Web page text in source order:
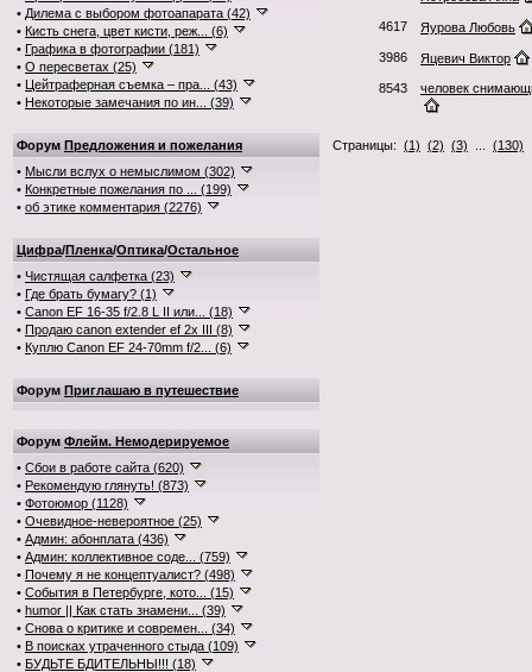
• Дилема с выбором фотоапарата (42)
• Кисть снега, цвет кисти, реж... (6)
• Графика в фотографии (181)
• О пересветах (25)
• Цейтраферная съемка – пра... (43)
• Некоторые замечания по ин... (39)
Форум Предложения и пожелания
• Мысли вслух о немыслимом (302)
• Конкретные пожелания по ... (199)
• об этике комментария (2276)
Цифра/Пленка/Оптика/Остальное
• Чистящая салфетка (23)
• Где брать бумагу? (1)
• Canon EF 16-35 f/2.8 L II или... (18)
• Продаю canon extender ef 2x III (8)
• Куплю Canon EF 24-70mm f/2... (6)
Форум Приглашаю в путешествие
Форум Флейм. Немодерируемое
• Сбои в работе сайта (620)
• Рекомендую глянуть! (873)
• Фотоюмор (1128)
• Очевидное-невероятное (25)
• Админ: абонплата (436)
• Админ: коллективное соде... (759)
• Почему я не концептуалист? (498)
• События в Петербурге, кото... (15)
• humor || Как стать знамени... (39)
• Снова о критике и современ... (34)
• В поисках утраченного стыда (109)
• БУДЬТЕ БДИТЕЛЬНЫ!!! (18)
4617 Яурова Любовь
3986 Яцевич Виктор
8543 человек
Страницы: (1) (2) (3) (130)